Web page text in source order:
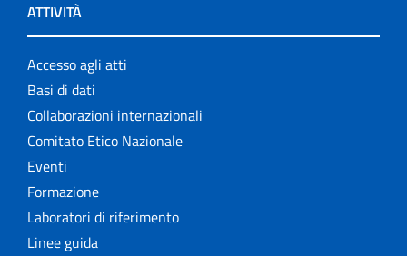
ATTIVITÀ
Accesso agli atti
Basi di dati
Collaborazioni internazionali
Comitato Etico Nazionale
Eventi
Formazione
Laboratori di riferimento
Linee guida